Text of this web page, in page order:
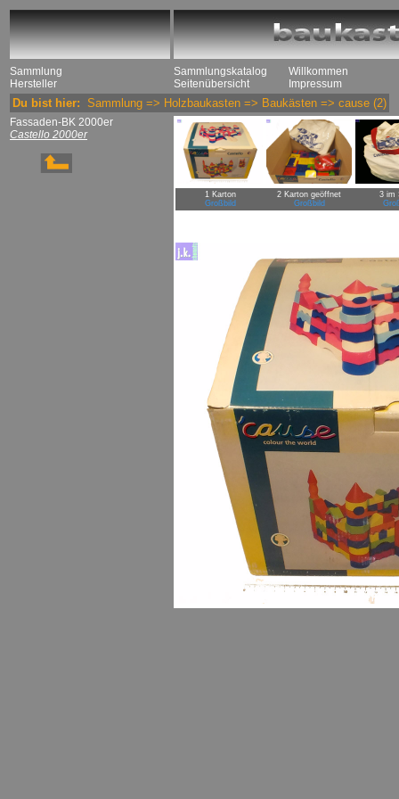
Sammlung
Hersteller
Sammlungskatalog
Seitenübersicht
Willkommen
Impressum
Du bist hier: Sammlung => Holzbaukasten => Baukästen => cause (2)
Fassaden-BK 2000er
Castello 2000er
1 Karton
Großbild
2 Karton geöffnet
Großbild
3 im